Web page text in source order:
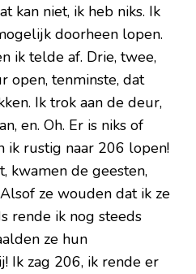
kan niet, ik heb niks. Ik
doorheen lopen.
ik telde af. Drie, twee,
open, tenminste, dat
Ik trok aan de deur,
en. Oh. Er is niks of
ik rustig naar 206 lopen!
kwamen de geesten,
ze wouden dat ik ze
rende ik nog steeds
ze hun
Ik zag 206, ik rende er